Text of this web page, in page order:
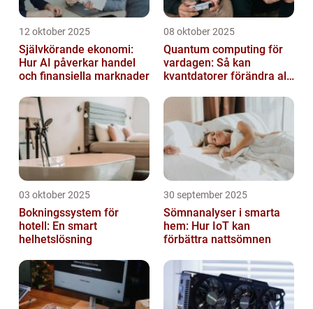
12 oktober 2025
Självkörande ekonomi:
Hur AI påverkar handel
och finansiella marknader
08 oktober 2025
Quantum computing för
vardagen: Så kan
kvantdatorer förändra allt
03 oktober 2025
Bokningssystem för
hotell: En smart
helhetslösning
30 september 2025
Sömnanalyser i smarta
hem: Hur IoT kan
förbättra nattsömnen